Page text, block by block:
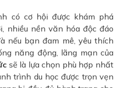
có cơ hội được khám phá
nhiều nền văn hóa độc đáo
nếu bạn đam mê, yêu thích
năng động, lãng mạn của
sẽ là lựa chọn phù hợp nhất
trình du học được trọn vẹn